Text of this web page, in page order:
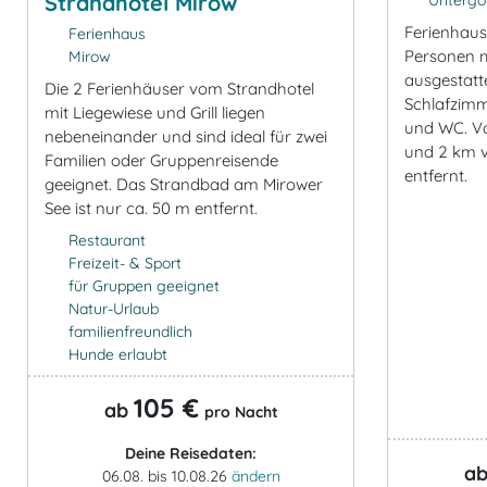
Ferienhaus
Mirow
Die 2 Ferienhäuser vom Strandhotel
mit Liegewiese und Grill liegen
nebeneinander und sind ideal für zwei
Familien oder Gruppenreisende
geeignet. Das Strandbad am Mirower
See ist nur ca. 50 m entfernt.
Restaurant
Freizeit- & Sport
für Gruppen geeignet
Natur-Urlaub
familienfreundlich
Hunde erlaubt
ab 105 € pro Nacht
Deine Reisedaten:
06.08. bis 10.08.26 ändern
Personen
und WC.
und 2 km
entfernt.